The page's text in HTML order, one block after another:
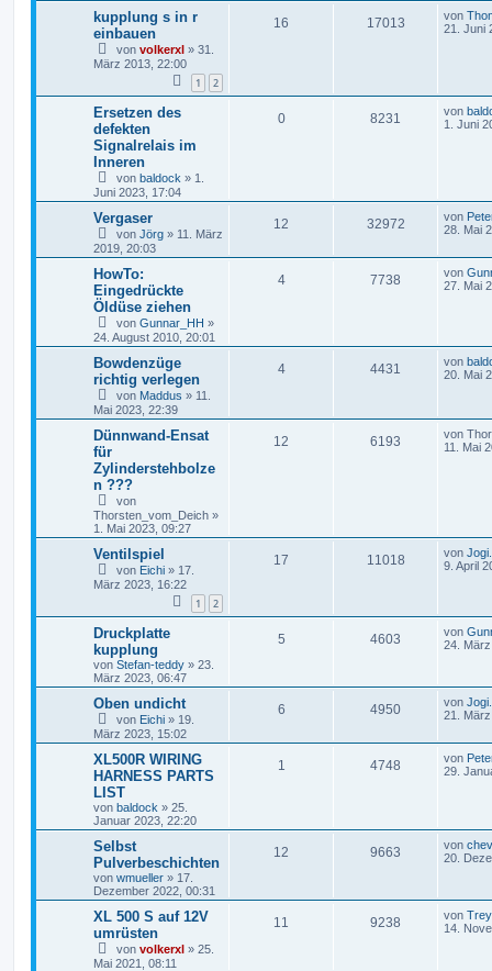
kupplung s in r
einbauen
von volkerxl » 31.
März 2013, 22:00
1 2
16 17013 von
21. Juni
Ersetzen des
defekten
Signalrelais im
Inneren
von baldock » 1.
Juni 2023, 17:04
0 8231 von
1. Juni
Vergaser
von Jörg » 11. März
2019, 20:03
12 32972 von
28. Mai
HowTo:
Eingedrückte
Öldüse ziehen
von Gunnar_HH »
24. August 2010, 20:01
4 7738 von
27. Mai
Bowdenzüge
richtig verlegen
von Maddus » 11.
Mai 2023, 22:39
4 4431 von
20. Mai
Dünnwand-Ensat
für
Zylinderstehbolze
n ???
von
Thorsten_vom_Deich »
1. Mai 2023, 09:27
12 6193 von
11. Mai
Ventilspiel
von Eichi » 17.
März 2023, 16:22
1 2
17 11018 von
9. April
Druckplatte
kupplung
von Stefan-teddy » 23.
März 2023, 06:47
5 4603 von
24.
Oben undicht
von Eichi » 19.
März 2023, 15:02
6 4950 von
21.
XL500R WIRING
HARNESS PARTS
LIST
von baldock » 25.
Januar 2023, 22:20
1 4748 von
29.
Selbst
Pulverbeschichten
von wmueller » 17.
Dezember 2022, 00:31
12 9663 von
20.
XL 500 S auf 12V
umrüsten
von volkerxl » 25.
Mai 2021, 08:11
11 9238 von Trey
14.